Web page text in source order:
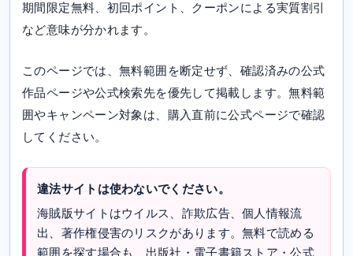
期間限定無料、初回ポイント、クーポンによる実質割引
など意味が分かれます。
このページでは、無料範囲を断定せず、確認済みの公式
作品ページや公式検索先を優先して掲載します。無料範
囲やキャンペーン対象は、購入直前に公式ページで確認
してください。
違法サイトは使わないでください。
海賊版サイトはウイルス、詐欺広告、個人情報流
出、著作権侵害のリスクがあります。無料で読める
範囲を探す場合も、出版社・電子書籍ストア・公式